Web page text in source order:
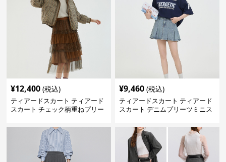
¥12,400 (税込)
ティアードスカート ティアード
スカート チェック柄重ねプリー
¥9,460 (税込)
ティアードスカート ティアード
スカート デニムプリーツミニス